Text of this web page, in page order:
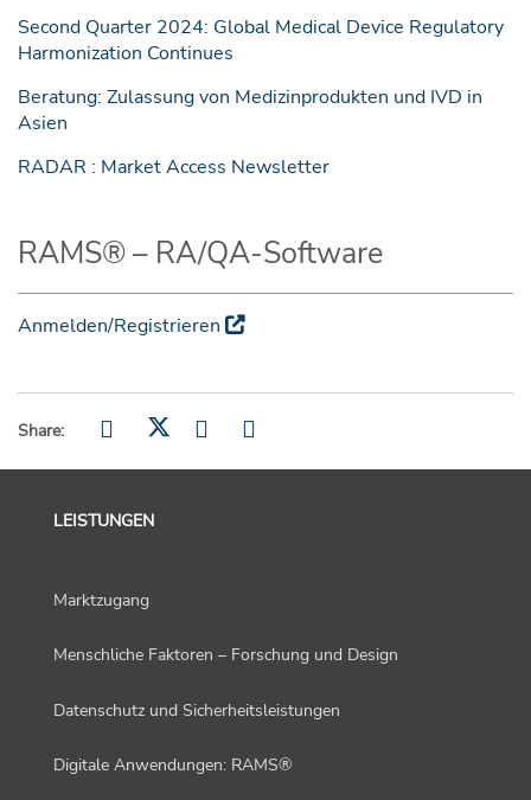
Second Quarter 2024: Global Medical Device Regulatory
Harmonization Continues
Beratung: Zulassung von Medizinprodukten und IVD in
Asien
RADAR : Market Access Newsletter
RAMS® – RA/QA-Software
Anmelden/Registrieren
Share:
LEISTUNGEN
Marktzugang
Menschliche Faktoren – Forschung und Design
Datenschutz und Sicherheitsleistungen
Digitale Anwendungen: RAMS®